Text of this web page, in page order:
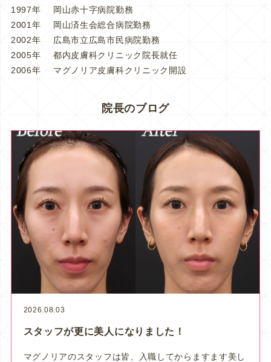
1997年
岡山赤十字病院勤務
2001年
岡山済生会総合病院勤務
2002年
広島市立広島市民病院勤務
2005年
都内皮膚科クリニック院長就任
2006年
マグノリア皮膚科クリニック開設
院長のブログ
2026.08.03
スタッフが更に美人になりました！
マグノリアのスタッフは皆、入職してからますます美し